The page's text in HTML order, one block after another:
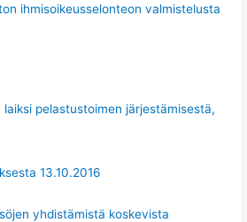
ihmisoikeusselonteon valmistelusta
pelastustoimen järjestämisestä,
13.10.2016
yhdistämistä koskevista